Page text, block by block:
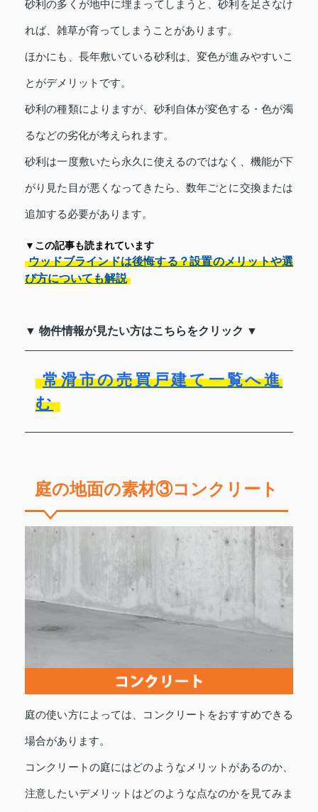
砂利の多くが地中に埋まってしまうと、砂利を足さなけ
れば、雑草が育ってしまうことがあります。
ほかにも、長年敷いている砂利は、変色が進みやすいこ
とがデメリットです。
砂利の種類によりますが、砂利自体が変色する・色が濁
るなどの劣化が考えられます。
砂利は一度敷いたら永久に使えるのではなく、機能が下
がり見た目が悪くなってきたら、数年ごとに交換または
追加する必要があります。
▼この記事も読まれています
ウッドブラインドは後悔する？設置のメリットや選
び方についても解説
▼ 物件情報が見たい方はこちらをクリック ▼
常滑市の売買戸建て一覧へ進
む
庭の地面の素材③コンクリート
庭の使い方によっては、コンクリートをおすすめできる
場合があります。
コンクリートの庭にはどのようなメリットがあるのか、
注意したいデメリットはどのような点なのかを見てみま